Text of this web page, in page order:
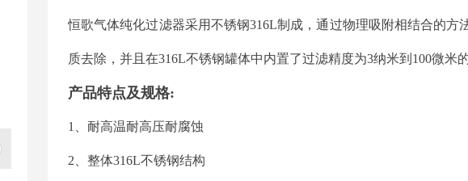
恒歌气体纯化过滤器采用不锈钢316L制成，通过物理吸附相结合的方
质去除，并且在316L不锈钢罐体中内置了过滤精度为3纳米到100微米
产品特点及规格:
1、耐高温耐高压耐腐蚀
2、整体316L不锈钢结构